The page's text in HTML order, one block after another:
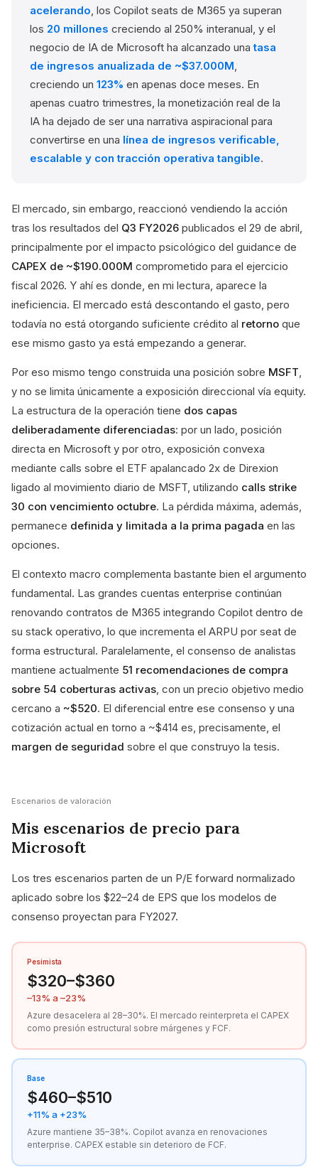
acelerando, los Copilot seats de M365 ya superan
los 20 millones creciendo al 250% interanual, y el
negocio de IA de Microsoft ha alcanzado unatasa
de ingresos anualizada de ~$37.000M,
creciendo un 123% en apenas doce meses. En
apenas cuatro trimestres, la monetización real de la
IA ha dejado de ser una narrativa aspiracional para
convertirse en una línea de ingresos verificable,
escalable y con tracción operativa tangible.
El mercado, sin embargo, reaccionó vendiendo la acción
tras los resultados del Q3 FY2026 publicados el 29 de abril,
principalmente por el impacto psicológico del guidance de
CAPEX de ~$190.000M comprometido para el ejercicio
fiscal 2026. Y ahí es donde, en mi lectura, aparece la
ineficiencia. El mercado está descontando el gasto, pero
todavía no está otorgando suficiente crédito al retorno que
ese mismo gasto ya está empezando a generar.
Por eso mismo tengo construida una posición sobre MSFT,
y no se limita únicamente a exposición direccional vía equity.
La estructura de la operación tiene dos capas
deliberadamente diferenciadas: por un lado, posición
directa en Microsoft y por otro, exposición convexa
mediante calls sobre el ETF apalancado 2x de Direxion
ligado al movimiento diario de MSFT, utilizando calls strike
30 con vencimiento octubre. La pérdida máxima, además,
permanece definida y limitada a la prima pagada en las
opciones.
El contexto macro complementa bastante bien el argumento
fundamental. Las grandes cuentas enterprise continúan
renovando contratos de M365 integrando Copilot dentro de
su stack operativo, lo que incrementa el ARPU por seat de
forma estructural. Paralelamente, el consenso de analistas
mantiene actualmente 51 recomendaciones de compra
sobre 54 coberturas activas, con un precio objetivo medio
cercano a ~$520. El diferencial entre ese consenso y una
cotización actual en torno a ~$414 es, precisamente, el
margen de seguridad sobre el que construyo la tesis.
Escenarios de valoración
Mis escenarios de precio para
Microsoft
Los tres escenarios parten de un P/E forward normalizado
aplicado sobre los $22–24 de EPS que los modelos de
consenso proyectan para FY2027.
Pesimista
$320–$360
–13% a –23%
Azure desacelera al 28–30%. El mercado reinterpreta el CAPEX
como presión estructural sobre márgenes y FCF.
Base
$460–$510
+11% a +23%
Azure mantiene 35–38%. Copilot avanza en renovaciones
enterprise. CAPEX estable sin deterioro de FCF.